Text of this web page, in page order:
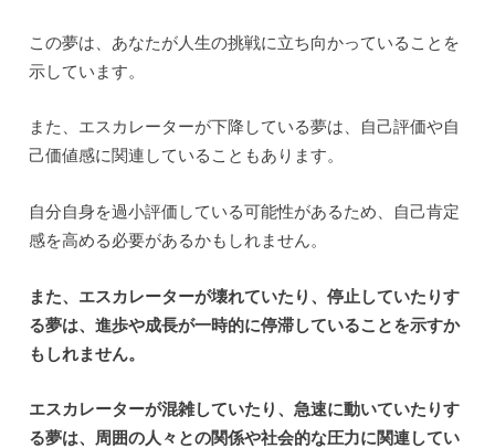
この夢は、あなたが人生の挑戦に立ち向かっていることを
示しています。
また、エスカレーターが下降している夢は、自己評価や自
己価値感に関連していることもあります。
自分自身を過小評価している可能性があるため、自己肯定
感を高める必要があるかもしれません。
また、エスカレーターが壊れていたり、停止していたりす
る夢は、進歩や成長が一時的に停滞していることを示すか
もしれません。
エスカレーターが混雑していたり、急速に動いていたりす
る夢は、周囲の人々との関係や社会的な圧力に関連してい